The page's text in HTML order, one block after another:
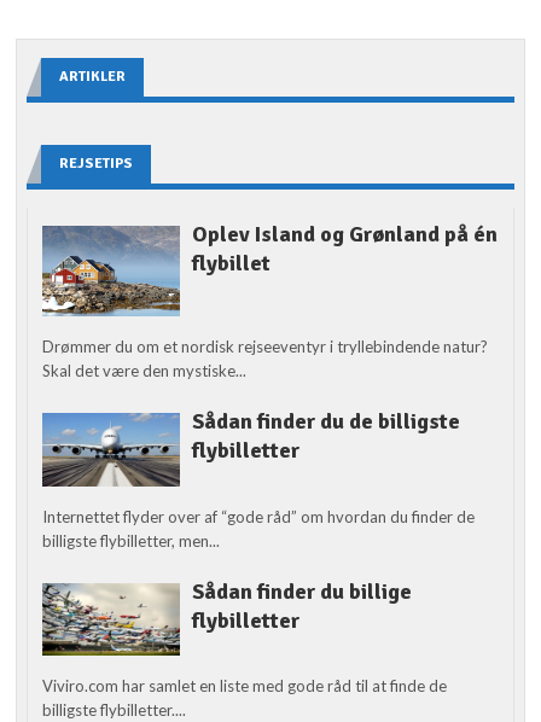
ARTIKLER
REJSETIPS
Oplev Island og Grønland på én
flybillet
Drømmer du om et nordisk rejseeventyr i tryllebindende natur?
Skal det være den mystiske...
Sådan finder du de billigste
flybilletter
Internettet flyder over af “gode råd” om hvordan du finder de
billigste flybilletter, men...
Sådan finder du billige
flybilletter
Viviro.com har samlet en liste med gode råd til at finde de
billigste flybilletter....